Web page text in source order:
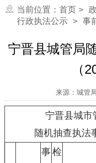
当前位置： 首页 >
行政执法公示> 事前
宁晋县城管局
（
来源：城管
宁晋县城市
随机抽查执法
事检